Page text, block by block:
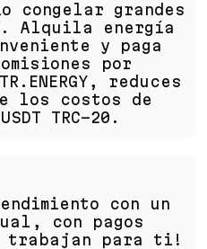
congelar grandes
Alquila energía
y paga
por
reduces
los costos de
TRC-20.
con un
con pagos
trabajan para ti!